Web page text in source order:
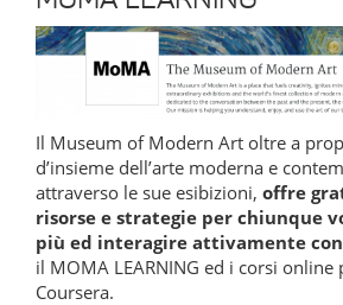
Il Museum of Modern Art oltre a
d’insieme dell’arte moderna e
attraverso le sue esibizioni, offre
risorse e strategie per chiunque
più ed interagire attivamente con
il MOMA LEARNING ed i corsi online
Coursera.